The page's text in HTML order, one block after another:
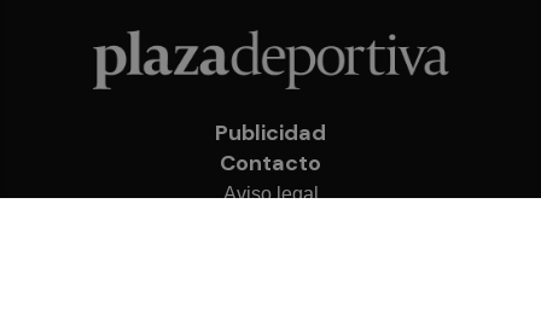
Publicidad
Contacto
Aviso legal